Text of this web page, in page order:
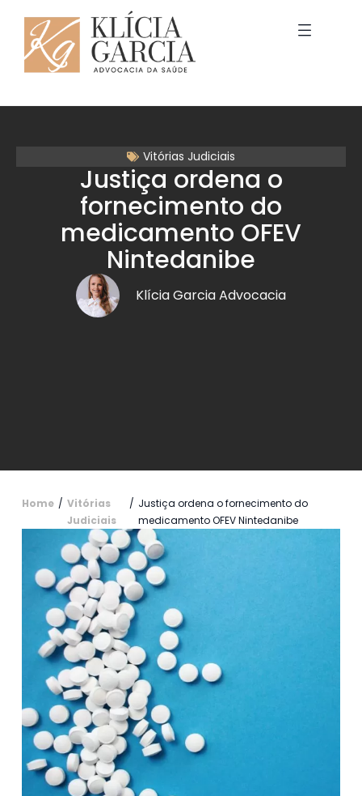
Vitórias Judiciais
Justiça ordena o
fornecimento do
medicamento OFEV
Nintedanibe
Klícia Garcia Advocacia
Home / Vitórias
Judiciais
/ Justiça ordena o fornecimento do
medicamento OFEV Nintedanibe